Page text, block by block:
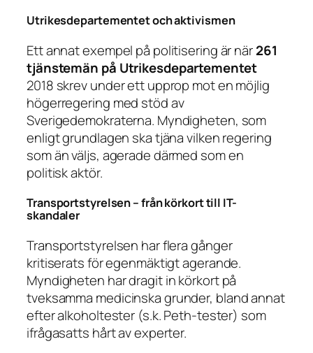
Utrikesdepartementet och aktivismen
Ett annat exempel på politisering är när261
tjänstemän på Utrikesdepartementet
2018 skrev under ett upprop mot en möjlig
högerregering med stöd av
Sverigedemokraterna. Myndigheten, som
enligt grundlagen ska tjäna vilken regering
som än väljs, agerade därmed som en
politisk aktör.
Transportstyrelsen – från körkort till IT-
skandaler
Transportstyrelsen har flera gånger
kritiserats för egenmäktigt agerande.
Myndigheten har dragit in körkort på
tveksamma medicinska grunder, bland annat
efter alkoholtester (s.k. Peth-tester) som
ifrågasatts hårt av experter.